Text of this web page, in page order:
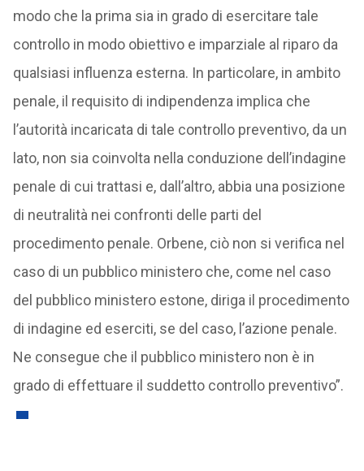
modo che la prima sia in grado di esercitare tale
controllo in modo obiettivo e imparziale al riparo da
qualsiasi influenza esterna. In particolare, in ambito
penale, il requisito di indipendenza implica che
l’autorità incaricata di tale controllo preventivo, da un
lato, non sia coinvolta nella conduzione dell’indagine
penale di cui trattasi e, dall’altro, abbia una posizione
di neutralità nei confronti delle parti del
procedimento penale. Orbene, ciò non si verifica nel
caso di un pubblico ministero che, come nel caso
del pubblico ministero estone, diriga il procedimento
di indagine ed eserciti, se del caso, l’azione penale.
Ne consegue che il pubblico ministero non è in
grado di effettuare il suddetto controllo preventivo”.